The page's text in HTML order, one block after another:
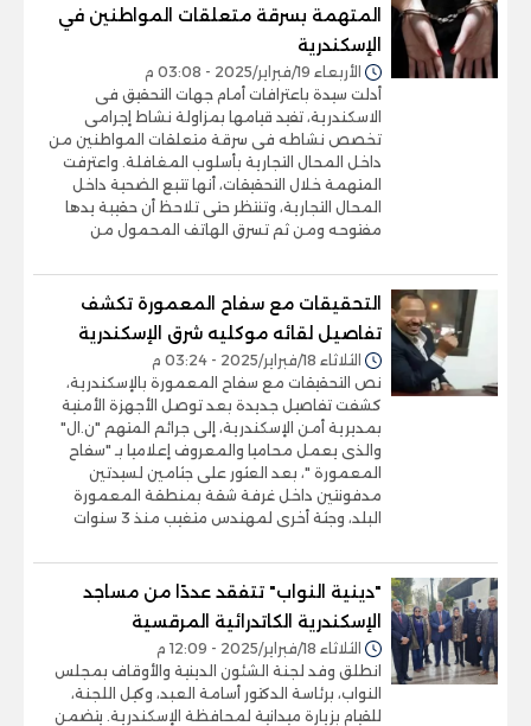
المتهمة بسرقة متعلقات المواطنين في
الإسكندرية
الأربعاء 19/فبراير/2025 - 03:08 م
أدلت سيدة باعترافات أمام جهات التحقيق فى
الاسكندرية، تفيد قيامها بمزاولة نشاط إجرامى
تخصص نشاطه فى سرقة متعلقات المواطنين من
داخل المحال التجارية بأسلوب المغافلة. واعترفت
المتهمة خلال التحقيقات، أنها تتبع الضحية داخل
المحال التجارية، وتنتظر حتى تلاحظ أن حقيبة يدها
مفتوحه ومن ثم تسرق الهاتف المحمول من
التحقيقات مع سفاح المعمورة تكشف
تفاصيل لقائه موكليه شرق الإسكندرية
الثلاثاء 18/فبراير/2025 - 03:24 م
نص التحقيقات مع سفاح المعمورة بالإسكندرية،
كشفت تفاصيل جديدة بعد توصل الأجهزة الأمنية
بمديرية أمن الإسكندرية، إلى جرائم المتهم "ن.ال"
والذى يعمل محاميا والمعروف إعلاميا بـ "سفاح
المعمورة "، بعد العثور على جثامين لسيدتين
مدفونتين داخل غرفة شقة بمنطقة المعمورة
البلد، وجثة أخرى لمهندس متغيب منذ 3 سنوات
"دينية النواب" تتفقد عددًا من مساجد
الإسكندرية الكاتدرائية المرقسية
الثلاثاء 18/فبراير/2025 - 12:09 م
انطلق وفد لجنة الشئون الدينية والأوقاف بمجلس
النواب، برئاسة الدكتور أسامة العبد، وكيل اللجنة،
للقيام بزيارة ميدانية لمحافظة الإسكندرية. يتضمن